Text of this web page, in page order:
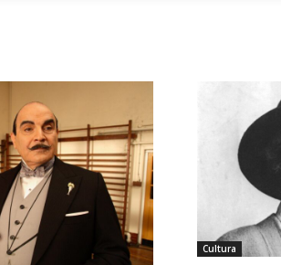
Cultura